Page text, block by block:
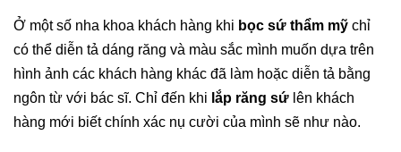
Ở một số nha khoa khách hàng khi bọc sứ thẩm mỹ chỉ
có thể diễn tả dáng răng và màu sắc mình muốn dựa trên
hình ảnh các khách hàng khác đã làm hoặc diễn tả bằng
ngôn từ với bác sĩ. Chỉ đến khi lắp răng sứ lên khách
hàng mới biết chính xác nụ cười của mình sẽ như nào.